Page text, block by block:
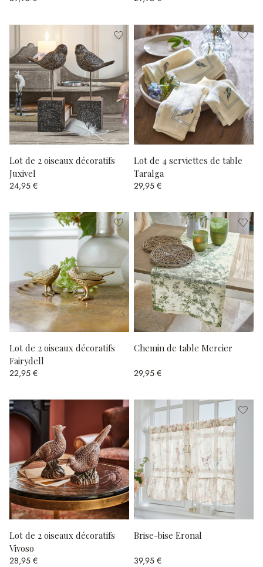
Lot de 2 oiseaux décoratifs
Juxivel
24,95 €
Lot de 4 serviettes de table
Taralga
29,95 €
Lot de 2 oiseaux décoratifs
Fairydell
22,95 €
Chemin de table Mercier
29,95 €
Lot de 2 oiseaux décoratifs
Vivoso
28,95 €
Brise-bise Eronal
39,95 €